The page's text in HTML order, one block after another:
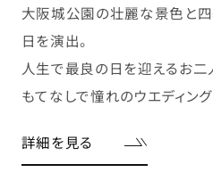
大阪城公園の壮麗な景色と
日を演出。
人生で最良の日を迎えるお二
もてなしで憧れのウエディン
詳細を見る